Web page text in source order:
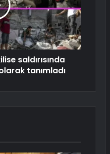
saldırısında
tanımladı